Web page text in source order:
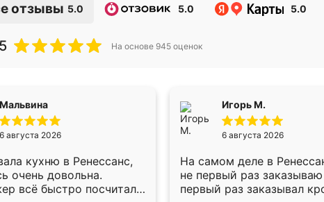
отзывы 5.0 5.0 5.0
На основе 945 оценок
Мальвина
6 августа 2026
кухню в Ренессанс,
очень довольна.
всё быстро посчитала,
Игорь М.
6 августа 2026
На самом деле в
не первый раз
первый раз заказывал